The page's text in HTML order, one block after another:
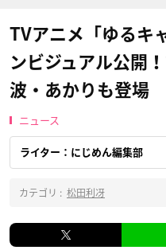
TVアニメ「ゆるキ
ンビジュアル公開
波・あかりも登場
ニュース
ライター：にじめん編集部
カテゴリ : 松田利冴